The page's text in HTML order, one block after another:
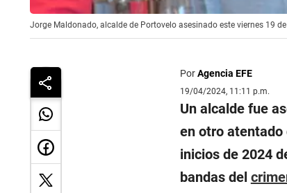
Jorge Maldonado, alcalde de Portovelo asesinado este viernes 19
PorAgencia EFE
19/04/2024, 11:11 p.m.
Un alcalde fue
en otro atentado
inicios de 2024
bandas del